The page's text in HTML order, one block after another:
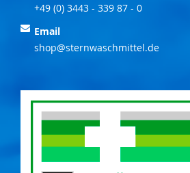
+49 (0) 3443 - 339 87 - 0
Email
shop@sternwaschmittel.de